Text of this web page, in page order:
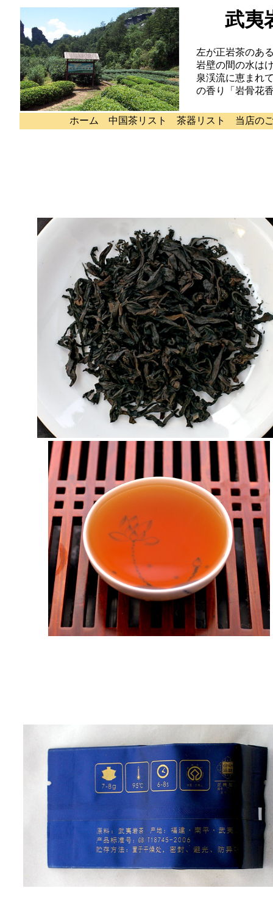
武夷
左が正岩茶のあ
岩壁の間の水は
泉渓流に恵まれ
の香り「岩骨花
ホーム 中国茶リスト 茶器リスト 当店の